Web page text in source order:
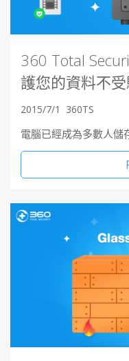
360 Total
護您的資料不受
2015/7/1 360TS
電腦已經成為多數人